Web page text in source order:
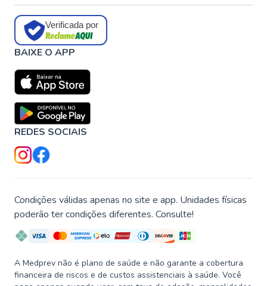
Verificada por
BAIXE O APP
REDES SOCIAIS
Condições válidas apenas no site e app. Unidades físicas
poderão ter condições diferentes. Consulte!
A Medprev não é plano de saúde e não garante a cobertura
financeira de riscos e de custos assistenciais à saúde. Você